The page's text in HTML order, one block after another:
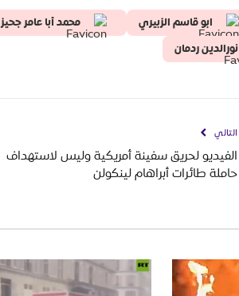
ابو قاسم الزبيري
محمد أبا عامر جحيز
نورالدين ردمان
التالي
الفيديو لحريق سفينة أمريكية وليس لاستهداف
حاملة طائرات أبراهام لينكولن